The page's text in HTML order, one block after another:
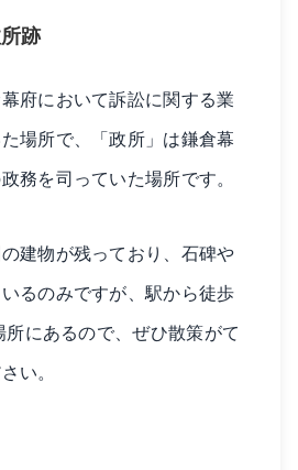
跡
府において訴訟に関する業
場所で、「政所」は鎌倉幕
務を司っていた場所です。
建物が残っており、石碑や
るのみですが、駅から徒歩
にあるので、ぜひ散策がて
い。